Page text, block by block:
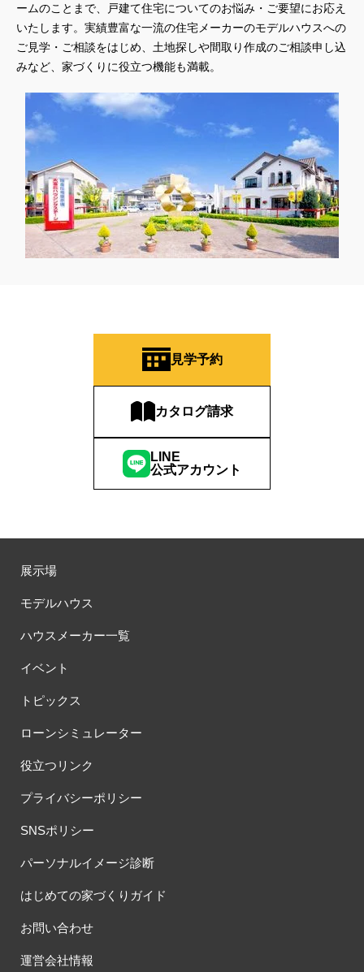
ームのことまで、戸建て住宅についてのお悩み・ご要望にお応え
いたします。実績豊富な一流の住宅メーカーのモデルハウスへの
ご見学・ご相談をはじめ、土地探しや間取り作成のご相談申し込
みなど、家づくりに役立つ機能も満載。
見学予約
カタログ請求
LINE
公式アカウント
展示場
モデルハウス
ハウスメーカー一覧
イベント
トピックス
ローンシミュレーター
役立つリンク
プライバシーポリシー
SNSポリシー
パーソナルイメージ診断
はじめての家づくりガイド
お問い合わせ
運営会社情報